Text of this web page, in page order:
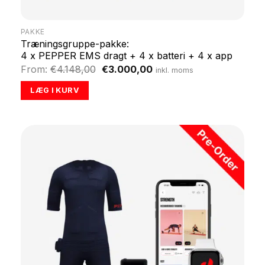
PAKKE
Træningsgruppe-pakke:
4 x PEPPER EMS dragt + 4 x batteri + 4 x app
From: €4.148,00 Original
€3.000,00Current
inkl. moms
LÆG I KURV